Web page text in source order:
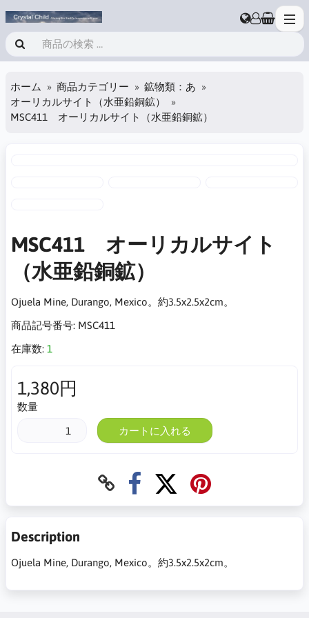
ホーム 商品カテゴリー
鉱物類：あ
オーリカルサイト（水亜鉛銅鉱）
MSC411 オーリカルサイト（水亜鉛銅鉱）
MSC411 オーリカルサイト
（水亜鉛銅鉱）
Ojuela Mine, Durango, Mexico。約3.5x2.5x2cm。
商品記号番号: MSC411
在庫数: 1
1,380円
数量
カートに入れる
Description
Ojuela Mine, Durango, Mexico。約3.5x2.5x2cm。